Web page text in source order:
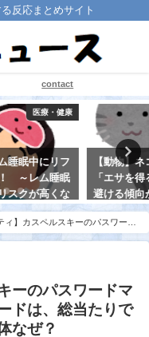
反応まとめサイト
contact
物】ネコは他の動物と違って
を得るために働く」ことを
傾向がある
ィ】カスペルスキーのパスワード
速突破が可能だった！！一体な
ーのパスワードマ
ドは、総当たりで
なぜ？